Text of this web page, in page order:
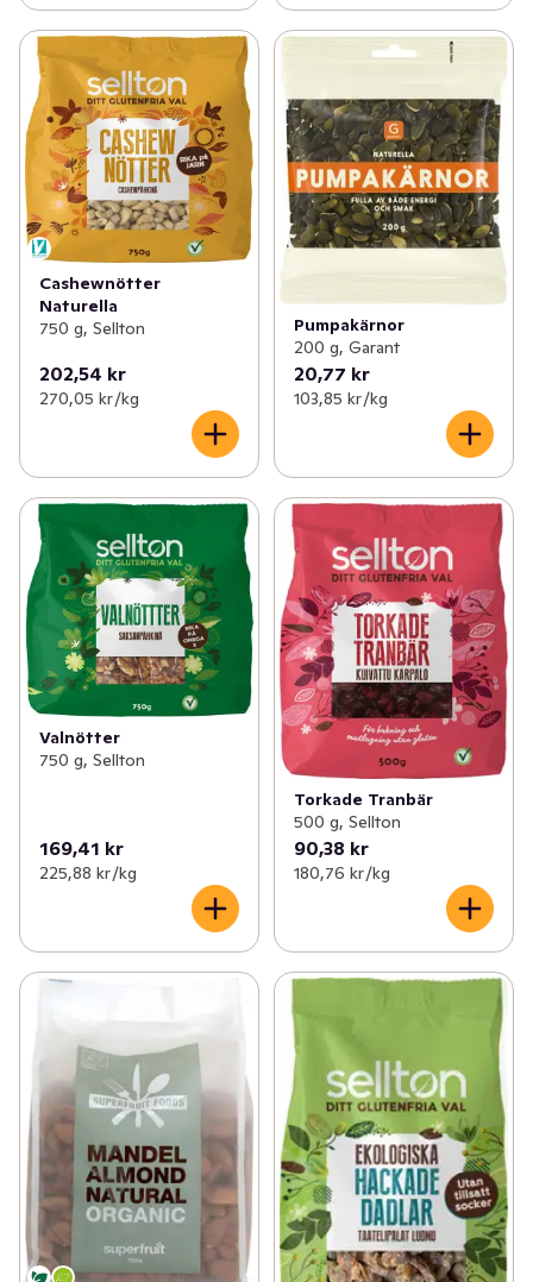
Cashewnötter
Naturella
750 g, Sellton
202,54 kr
270,05 kr /kg
Pumpakärnor
200 g, Garant
20,77 kr
103,85 kr /kg
Valnötter
750 g, Sellton
169,41 kr
225,88 kr /kg
Torkade Tranbär
500 g, Sellton
90,38 kr
180,76 kr /kg